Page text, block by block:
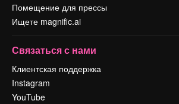
Помещение для прессы
Ищете magnific.ai
Связаться с нами
Клиентская поддержка
Instagram
YouTube